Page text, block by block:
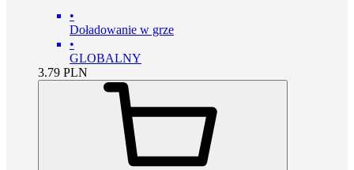
•
Doładowanie w grze
•
GLOBALNY
3.79 PLN